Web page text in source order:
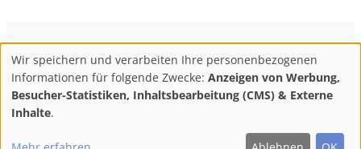
und blauem Rock, die durch Hans Albers zur Nazifilm-
Ikone wurde, ziemlich nahe. Die Episoden vom an der
Spitze eines Kirchturms angebundenen Ross und
andere werden fast eilig abgespult. Es geht weniger
um dessen Vereinnahmung. „Münchhausen“ ist ein
Footer
ConBrio Kulturmedienhaus AGB
Datenschutz
Impressum
Info & Kontakt
Abo kündigen / Widerruf der Bestellung
Use
of
personal
data
Wir speichern und verarbeiten Ihre personenbezogenen
Informationen für folgende Zwecke: Anzeigen von Werbung,
Besucher-Statistiken, Inhaltsbearbeitung (CMS) & Externe
Inhalte.